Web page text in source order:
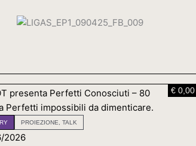
presenta Perfetti Conosciuti – 80
Perfetti impossibili da dimenticare.
€ 0,00
PROIEZIONE TALK
2026